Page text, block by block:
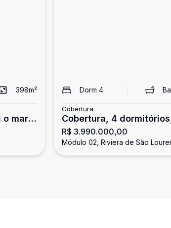
398m²
o mar,
Dorm 4
Cobertura
Cobertura, 4
Lourenço
R$ 3.990.000,00
Módulo 02, Riviera de São